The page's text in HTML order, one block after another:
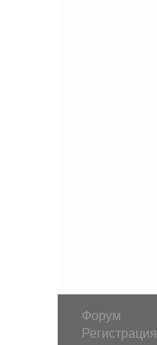
Форум
Регистрация